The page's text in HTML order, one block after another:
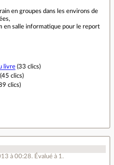
en groupes dans les environs de
en salle informatique pour le report
livre(33 clics)
(45 clics)
clics)
à 00:28. Évalué à 1 .